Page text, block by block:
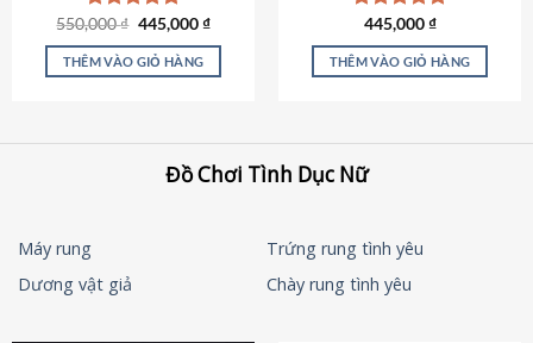
Được xếp
hạng5.00
5 sao
550,000₫ Giá
là:
550,000 ₫.
445,000₫Giá
tại
THÊM VÀO GIỎ HÀNG
Được xếp
hạng4.84
5 sao
445,000₫
THÊM VÀO GIỎ HÀNG
Đồ Chơi Tình Dục Nữ
Máy rung
Trứng rung tình yêu
Dương vật giả
Chày rung tình yêu